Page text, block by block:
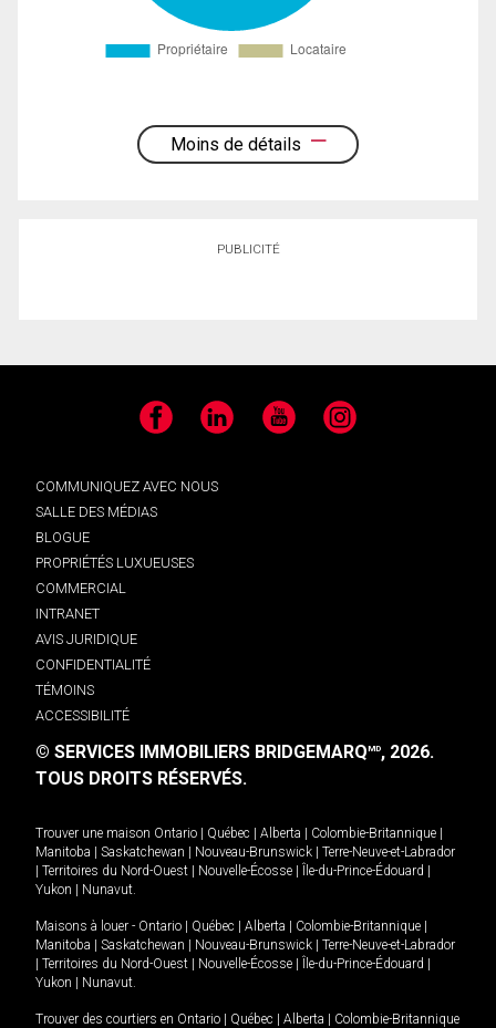
Moins de détails
PUBLICITÉ
Facebook LinkedIn YouTube Instagram
COMMUNIQUEZ AVEC NOUS
SALLE DES MÉDIAS
BLOGUE
PROPRIÉTÉS LUXUEUSES
COMMERCIAL
INTRANET
AVIS JURIDIQUE
CONFIDENTIALITÉ
TÉMOINS
ACCESSIBILITÉ
© SERVICES IMMOBILIERS BRIDGEMARQMD, 2026.
TOUS DROITS RÉSERVÉS.
Trouver une maison Ontario | Québec | Alberta | Colombie-Britannique |
Manitoba | Saskatchewan | Nouveau-Brunswick | Terre-Neuve-et-Labrador
| Territoires du Nord-Ouest | Nouvelle-Écosse | Île-du-Prince-Édouard |
Yukon | Nunavut
Maisons à louer - Ontario | Québec | Alberta | Colombie-Britannique |
Manitoba | Saskatchewan | Nouveau-Brunswick | Terre-Neuve-et-Labrador
| Territoires du Nord-Ouest | Nouvelle-Écosse | Île-du-Prince-Édouard |
Yukon | Nunavut
Trouver des courtiers en Ontario | Québec | Alberta | Colombie-Britannique